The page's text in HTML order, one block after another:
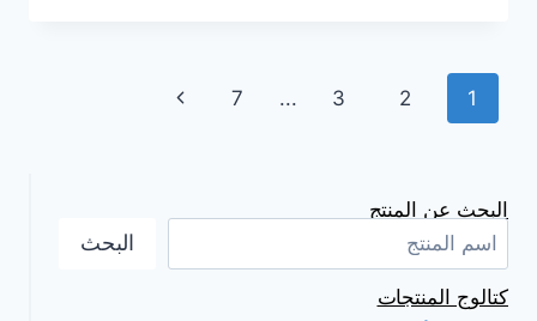
البلاستيكية
تصفح
1
2
3
...
7
الصفحة
البحث عن المنتج
البحث
كتالوج المنتجات